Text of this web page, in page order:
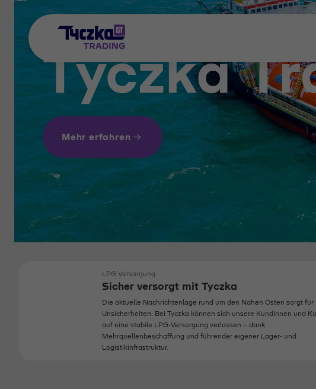
Tyczka
Mehr erfahren
LPG Versorgung
Sicher versorgt mit Tyczka
Die aktuelle Nachrichtenlage rund um den Nahen Osten sorgt für
Unsicherheiten. Bei Tyczka können sich unsere Kundinnen und
auf eine stabile LPG‑Versorgung verlassen - dank
Mehrquellenbeschaffung und führender eigener Lager- und
Logistikinfrastruktur.